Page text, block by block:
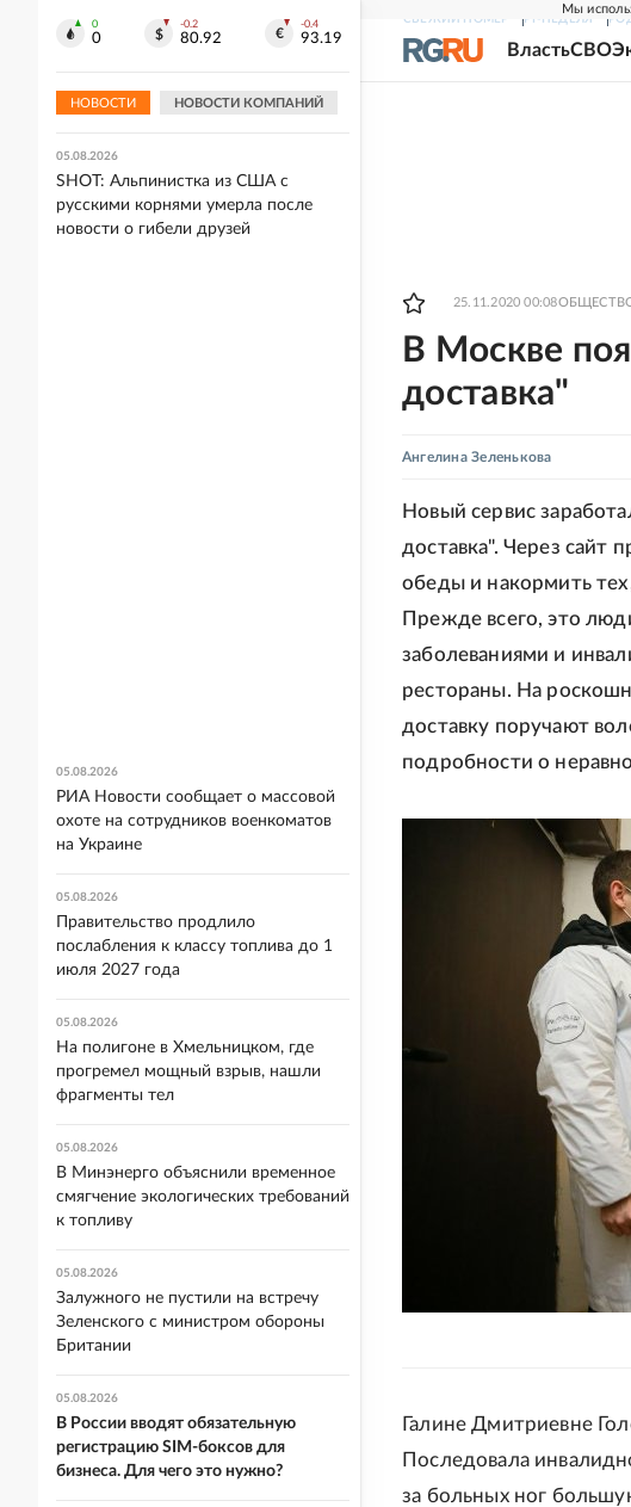
Мы
СВЕЖИЙ НОМЕР РГ-НЕДЕЛЯ
ВластьСВО
25.11.2020 00:08
В Москве
доставка"
Ангелина Зеленькова
Новый сервис
доставка". Через сайт
обеды и накормить
Прежде всего, это
заболеваниями и
рестораны. На
доставку поручают
подробности о
Галине Дмитриевне
Последовала
за больных ног
0
0
-0.2
80.92
-0.4
93.19
НОВОСТИ НОВОСТИ КОМПАНИЙ
России обыграл "Балтику"
05.08.2026
SHOT: Альпинистка из США с
русскими корнями умерла после
новости о гибели друзей
05.08.2026
РИА Новости сообщает о массовой
охоте на сотрудников военкоматов
на Украине
05.08.2026
Правительство продлило
послабления к классу топлива до 1
июля 2027 года
05.08.2026
На полигоне в Хмельницком, где
прогремел мощный взрыв, нашли
фрагменты тел
05.08.2026
В Минэнерго объяснили временное
смягчение экологических требований
к топливу
05.08.2026
Залужного не пустили на встречу
Зеленского с министром обороны
Британии
05.08.2026
В России вводят обязательную
регистрацию SIM-боксов для
бизнеса. Для чего это нужно?